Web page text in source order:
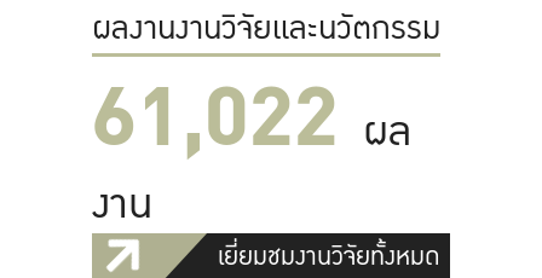
ผลงานงานวิจัยและนวัตกรรม
61,022 ผล
งาน
เยี่ยมชมงานวิจัยทั้งหมด